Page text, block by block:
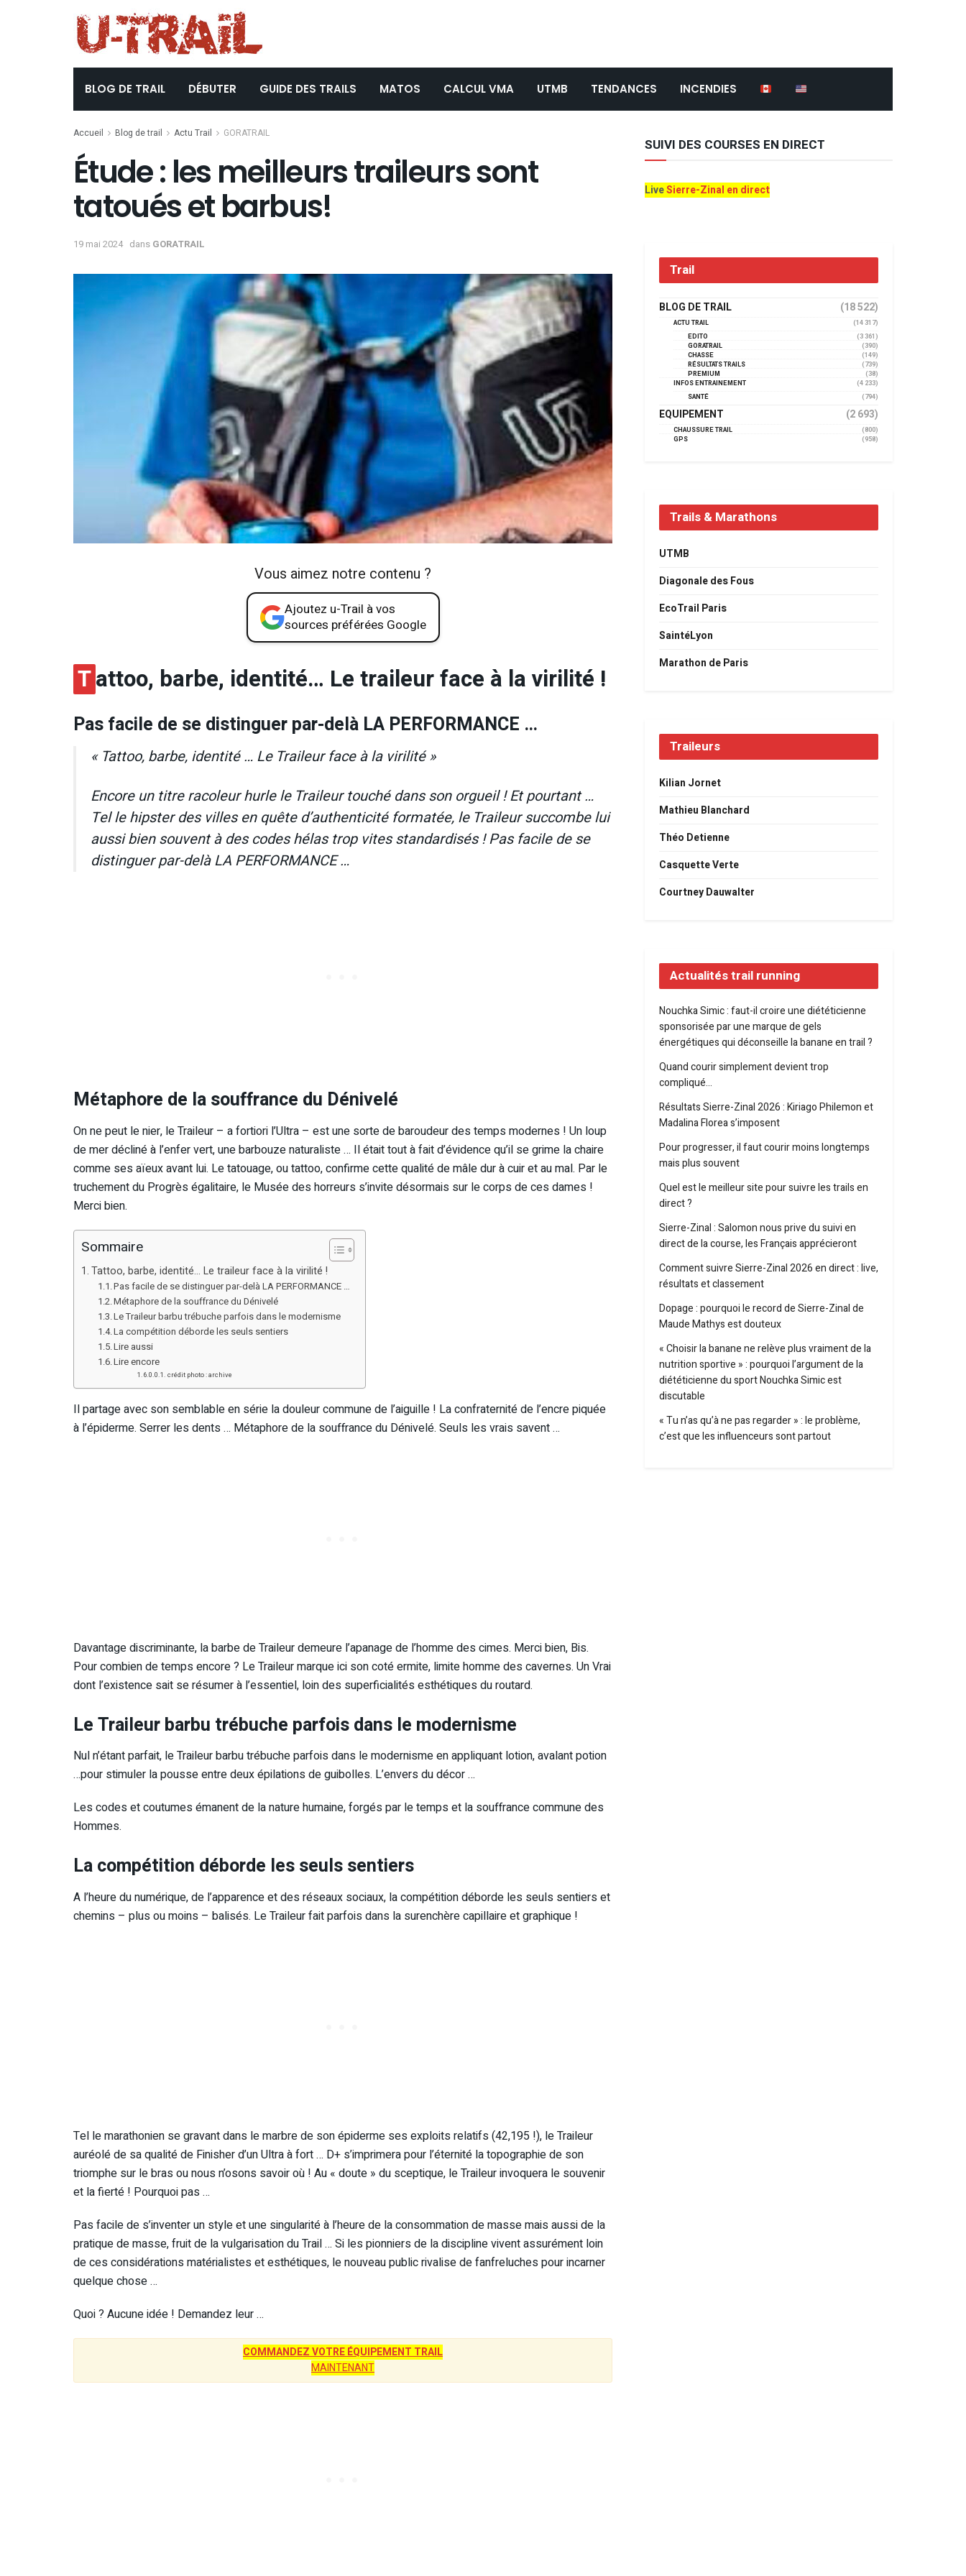
BLOG DE TRAIL DÉBUTER GUIDE DES TRAILS MATOS CALCUL VMA UTMB TENDANCES INCENDIES
Accueil Blog de trail Actu Trail GORATRAIL
Étude : les meilleurs traileurs sont
tatoués et barbus!
19 mai 2024 dans GORATRAIL
Vous aimez notre contenu ?
Ajoutez u-Trail à vos
sources préférées Google
Tattoo, barbe, identité… Le traileur face à la virilité !
Pas facile de se distinguer par-delà LA PERFORMANCE …
« Tattoo, barbe, identité … Le Traileur face à la virilité »
Encore un titre racoleur hurle le Traileur touché dans son orgueil ! Et pourtant …
Tel le hipster des villes en quête d’authenticité formatée, le Traileur succombe lui
aussi bien souvent à des codes hélas trop vites standardisés ! Pas facile de se
distinguer par-delà LA PERFORMANCE …
Métaphore de la souffrance du Dénivelé
On ne peut le nier, le Traileur – a fortiori l’Ultra – est une sorte de baroudeur des temps modernes ! Un loup
de mer décliné à l’enfer vert, une barbouze naturaliste … Il était tout à fait d’évidence qu’il se grime la chaire
comme ses aïeux avant lui. Le tatouage, ou tattoo, confirme cette qualité de mâle dur à cuir et au mal. Par le
truchement du Progrès égalitaire, le Musée des horreurs s’invite désormais sur le corps de ces dames !
Merci bien.
Sommaire
Tattoo, barbe, identité… Le traileur face à la virilité !
Pas facile de se distinguer par-delà LA PERFORMANCE …
Métaphore de la souffrance du Dénivelé
Le Traileur barbu trébuche parfois dans le modernisme
La compétition déborde les seuls sentiers
Lire aussi
Lire encore
crédit photo : archive
Il partage avec son semblable en série la douleur commune de l’aiguille ! La confraternité de l’encre piquée
à l’épiderme. Serrer les dents … Métaphore de la souffrance du Dénivelé. Seuls les vrais savent …
Davantage discriminante, la barbe de Traileur demeure l’apanage de l’homme des cimes. Merci bien, Bis.
Pour combien de temps encore ? Le Traileur marque ici son coté ermite, limite homme des cavernes. Un Vrai
dont l’existence sait se résumer à l’essentiel, loin des superficialités esthétiques du routard.
Le Traileur barbu trébuche parfois dans le modernisme
Nul n’étant parfait, le Traileur barbu trébuche parfois dans le modernisme en appliquant lotion, avalant potion
…pour stimuler la pousse entre deux épilations de guibolles. L’envers du décor …
Les codes et coutumes émanent de la nature humaine, forgés par le temps et la souffrance commune des
Hommes.
La compétition déborde les seuls sentiers
A l’heure du numérique, de l’apparence et des réseaux sociaux, la compétition déborde les seuls sentiers et
chemins – plus ou moins – balisés. Le Traileur fait parfois dans la surenchère capillaire et graphique !
Tel le marathonien se gravant dans le marbre de son épiderme ses exploits relatifs (42,195 !), le Traileur
auréolé de sa qualité de Finisher d’un Ultra à fort … D+ s’imprimera pour l’éternité la topographie de son
triomphe sur le bras ou nous n’osons savoir où ! Au « doute » du sceptique, le Traileur invoquera le souvenir
et la fierté ! Pourquoi pas …
Pas facile de s’inventer un style et une singularité à l’heure de la consommation de masse mais aussi de la
pratique de masse, fruit de la vulgarisation du Trail … Si les pionniers de la discipline vivent assurément loin
de ces considérations matérialistes et esthétiques, le nouveau public rivalise de fanfreluches pour incarner
quelque chose …
Quoi ? Aucune idée ! Demandez leur …
COMMANDEZ VOTRE ÉQUIPEMENT TRAIL
MAINTENANT
SUIVI DES COURSES EN DIRECT
LiveSierre-Zinal en direct
Trail
BLOG DE TRAIL (18 522)
ACTU TRAIL
(14 317)
EDITO
(3 361)
GORATRAIL
(390)
CHASSE
(149)
RÉSULTATS TRAILS
(739)
PREMIUM
(38)
INFOS ENTRAINEMENT
(4 233)
SANTÉ
(794)
EQUIPEMENT (2 693)
CHAUSSURE TRAIL
(800)
GPS
(958)
Trails & Marathons
UTMB
Diagonale des Fous
EcoTrail Paris
SaintéLyon
Marathon de Paris
Traileurs
Kilian Jornet
Mathieu Blanchard
Théo Detienne
Casquette Verte
Courtney Dauwalter
Actualités trail running
Nouchka Simic : faut-il croire une diététicienne
sponsorisée par une marque de gels
énergétiques qui déconseille la banane en trail ?
Quand courir simplement devient trop
compliqué…
Résultats Sierre-Zinal 2026 : Kiriago Philemon et
Madalina Florea s’imposent
Pour progresser, il faut courir moins longtemps
mais plus souvent
Quel est le meilleur site pour suivre les trails en
direct ?
Sierre-Zinal : Salomon nous prive du suivi en
direct de la course, les Français apprécieront
Comment suivre Sierre-Zinal 2026 en direct : live,
résultats et classement
Dopage : pourquoi le record de Sierre-Zinal de
Maude Mathys est douteux
« Choisir la banane ne relève plus vraiment de la
nutrition sportive » : pourquoi l’argument de la
diététicienne du sport Nouchka Simic est
discutable
« Tu n’as qu’à ne pas regarder » : le problème,
c’est que les influenceurs sont partout